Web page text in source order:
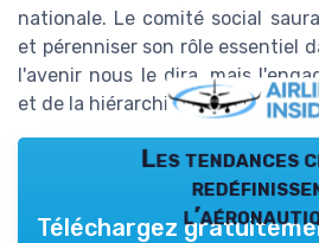
nationale. Le comité social
et pérenniser son rôle essentiel
l'avenir nous le dira, mais
et de la hiérarchie est un gage
Les tendances
Téléchargez